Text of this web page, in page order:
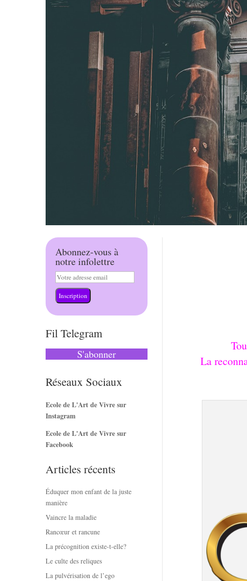
Abonnez-vous à
notre infolettre
Inscription
Fil Telegram
S'abonner
Réseaux Sociaux
Ecole de L'Art de Vivre sur
Instagram
Ecole de L'Art de Vivre sur
Facebook
Articles récents
Éduquer mon enfant de la juste
manière
Vaincre la maladie
Rancœur et rancune
La précognition existe-t-elle?
Le culte des reliques
La pulvérisation de l’ego
La